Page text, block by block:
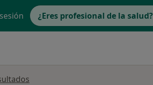
¿Eres profesional de la salud?